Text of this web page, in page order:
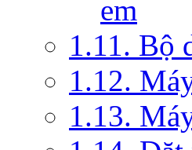
em
1.11. Bộ
1.12.
1.13.